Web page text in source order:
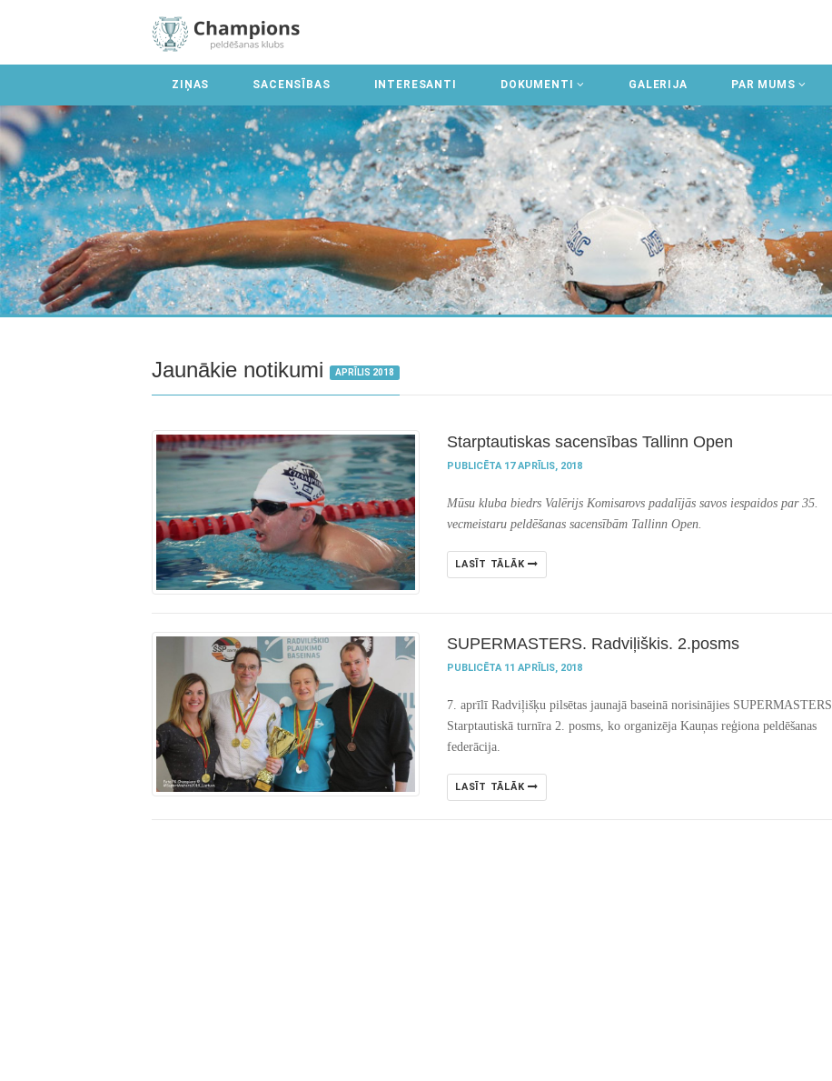
ZIŅAS SACENSĪBAS INTERESANTI DOKUMENTI GALERIJA PAR MUMS
Jaunākie notikumi APRĪLIS 2018
Starptautiskas sacensības Tallinn Open
PUBLICĒTA 17 APRĪLIS, 2018
Mūsu kluba biedrs Valērijs Komisarovs padalījās savos iespaidos par 35.
vecmeistaru peldēšanas sacensībām Tallinn Open.
LASĪT TĀLĀK
SUPERMASTERS. Radviļiškis. 2.posms
PUBLICĒTA 11 APRĪLIS, 2018
7. aprīlī Radviļišķu pilsētas jaunajā baseinā norisinājies SUPERMASTERS
Starptautiskā turnīra 2. posms, ko organizēja Kauņas reģiona peldēšanas
federācija.
LASĪT TĀLĀK